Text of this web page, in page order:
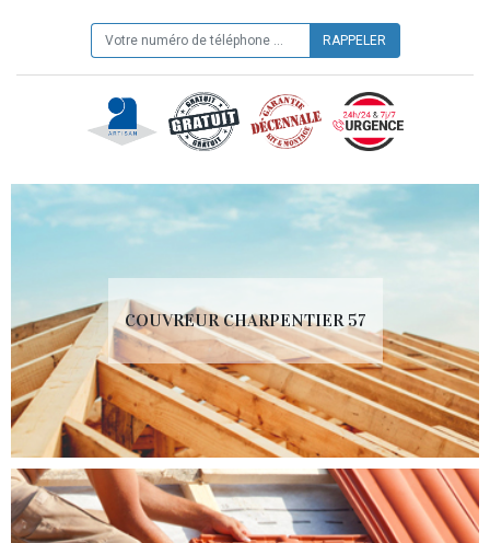
COUVREUR CHARPENTIER 57